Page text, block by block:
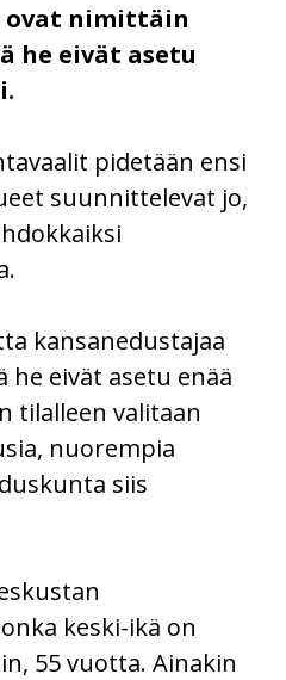
ovat nimittäin
he eivät asetu
pidetään ensi
suunnittelevat jo,
kansanedustajaa
eivät asetu enää
tilalleen valitaan
nuorempia
siis
keski-ikä on
55 vuotta. Ainakin